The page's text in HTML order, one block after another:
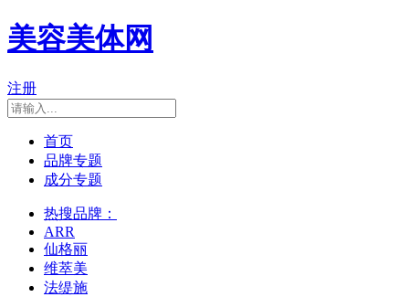
美容美体网
注册
首页
品牌专题
成分专题
热搜品牌：
ARR
仙格丽
维萃美
法缇施